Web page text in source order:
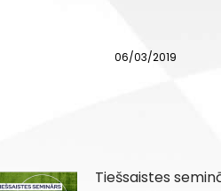
06/03/2019
Tiešsaistes